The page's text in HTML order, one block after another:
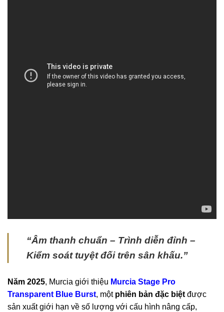
“Âm thanh chuẩn – Trình diễn đỉnh –
Kiểm soát tuyệt đối trên sân khấu.”
Năm 2025, Murcia giới thiệu Murcia Stage Pro
Transparent Blue Burst, một phiên bản đặc biệt được
sản xuất giới hạn về số lượng với cấu hình nâng cấp,